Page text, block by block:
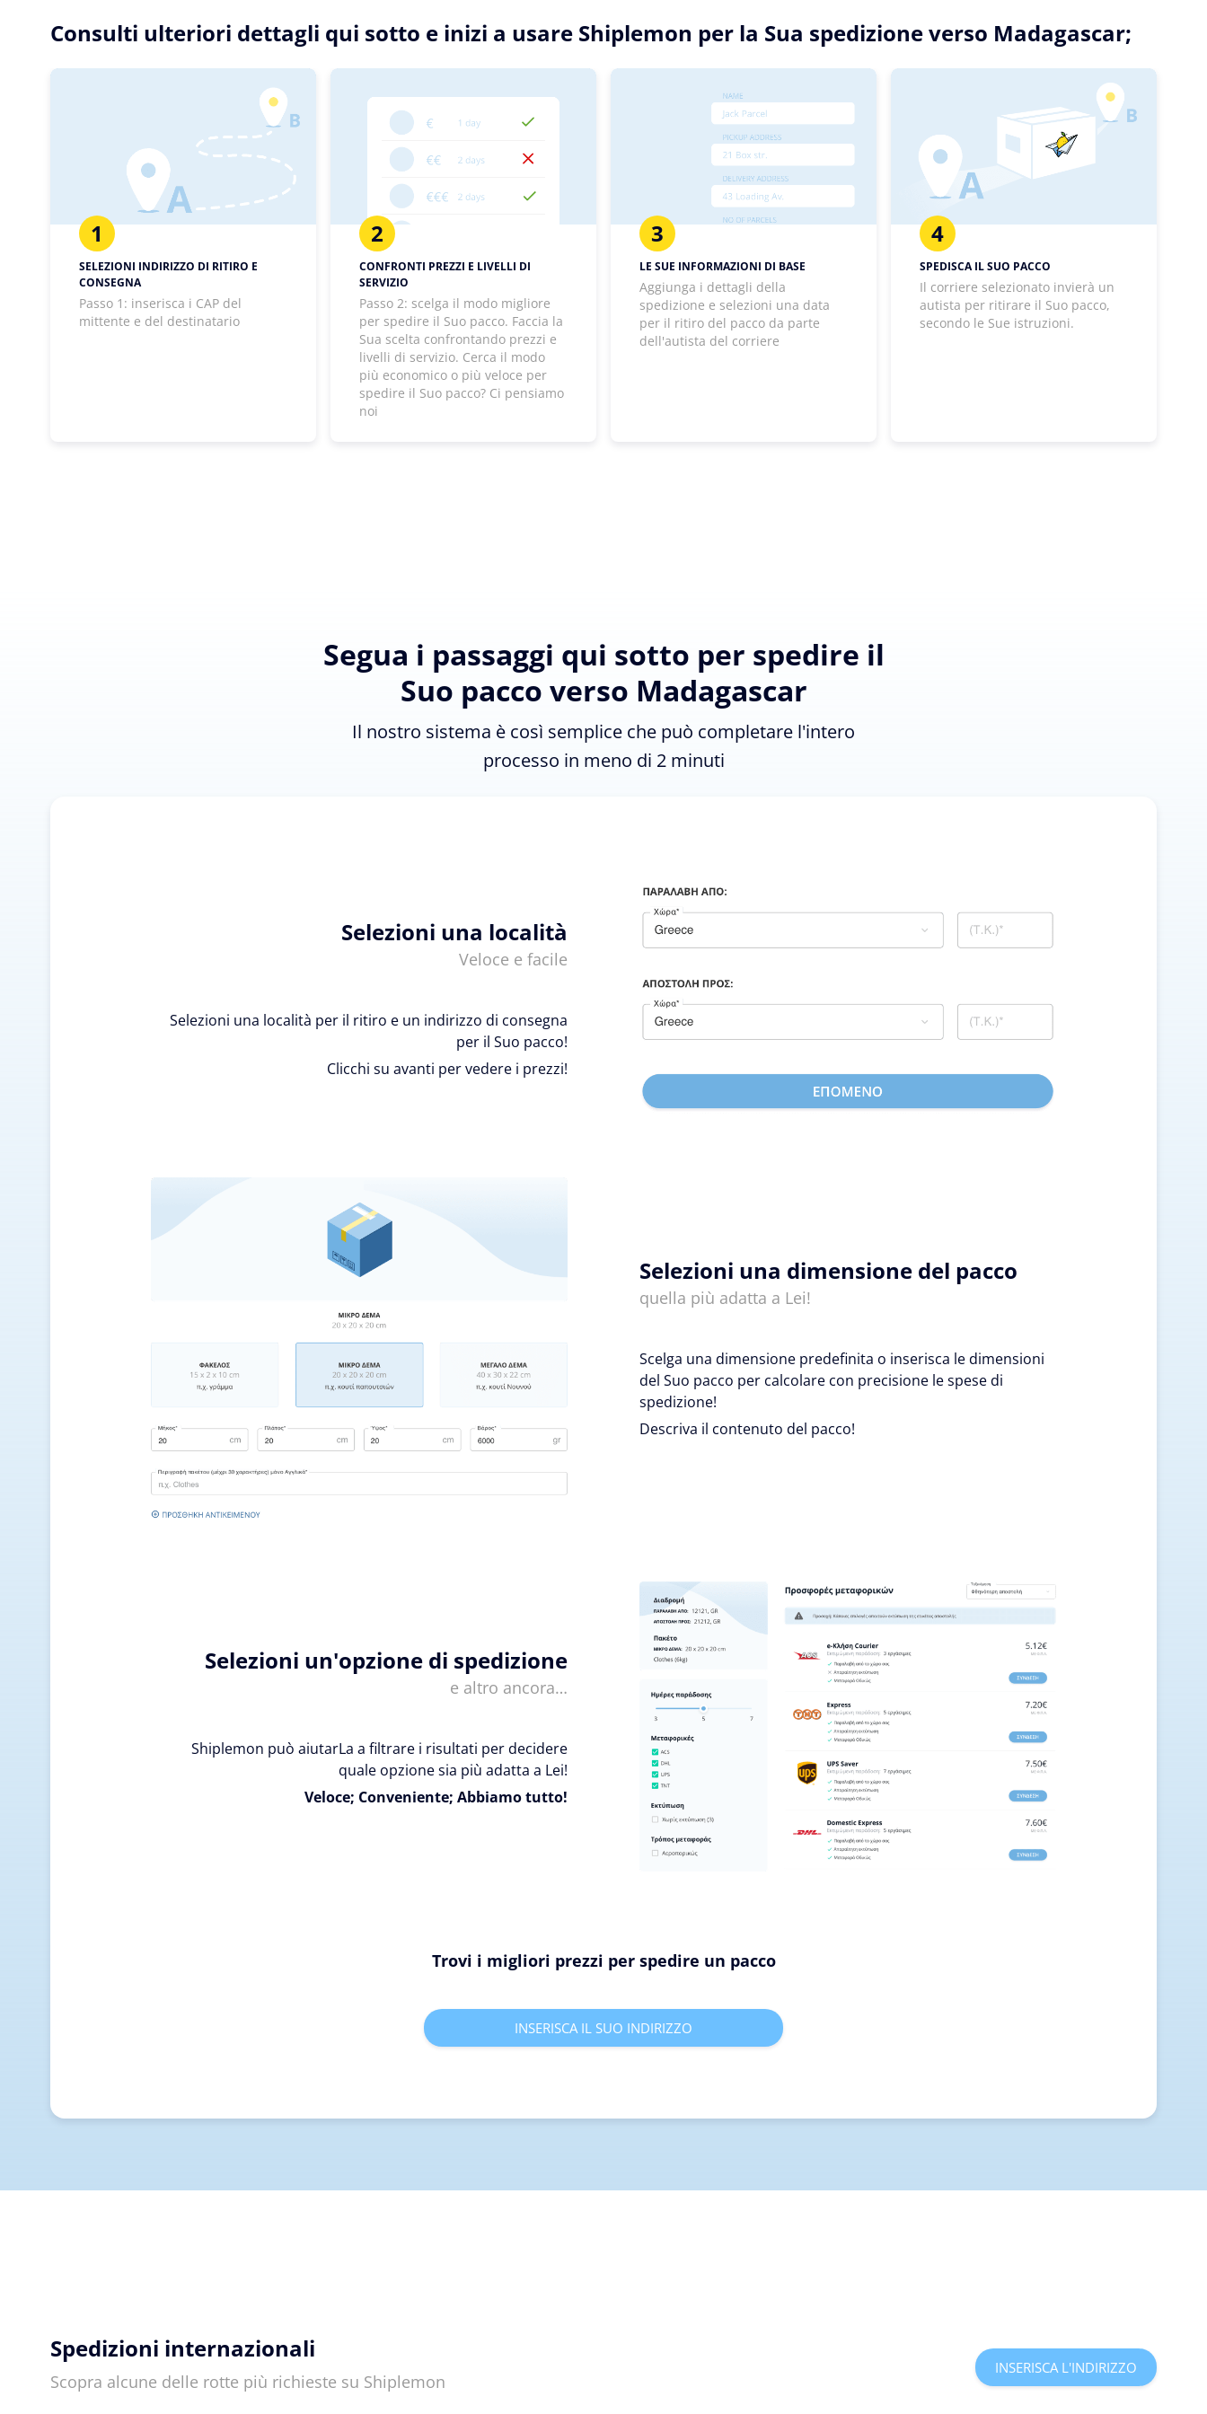
Consulti ulteriori dettagli qui sotto e inizi a usare Shiplemon per la Sua spedizione verso Madagascar;
1
SELEZIONI INDIRIZZO DI RITIRO E
CONSEGNA
Passo 1: inserisca i CAP del
mittente e del destinatario
2
CONFRONTI PREZZI E LIVELLI DI
SERVIZIO
Passo 2: scelga il modo migliore
per spedire il Suo pacco. Faccia la
Sua scelta confrontando prezzi e
livelli di servizio. Cerca il modo
più economico o più veloce per
spedire il Suo pacco? Ci pensiamo
noi
3
LE SUE INFORMAZIONI DI BASE
Aggiunga i dettagli della
spedizione e selezioni una data
per il ritiro del pacco da parte
dell'autista del corriere
4
SPEDISCA IL SUO PACCO
Il corriere selezionato invierà un
autista per ritirare il Suo pacco,
secondo le Sue istruzioni.
Segua i passaggi qui sotto per spedire il
Suo pacco verso Madagascar
Il nostro sistema è così semplice che può completare l'intero
processo in meno di 2 minuti
Selezioni una località
Veloce e facile
Selezioni una località per il ritiro e un indirizzo di consegna
per il Suo pacco!
Clicchi su avanti per vedere i prezzi!
Selezioni una dimensione del pacco
quella più adatta a Lei!
Scelga una dimensione predefinita o inserisca le dimensioni
del Suo pacco per calcolare con precisione le spese di
spedizione!
Descriva il contenuto del pacco!
Selezioni un'opzione di spedizione
e altro ancora…
Shiplemon può aiutarLa a filtrare i risultati per decidere
quale opzione sia più adatta a Lei!
Veloce; Conveniente; Abbiamo tutto!
Trovi i migliori prezzi per spedire un pacco
INSERISCA IL SUO INDIRIZZO
Spedizioni internazionali
Scopra alcune delle rotte più richieste su Shiplemon
INSERISCA L'INDIRIZZO